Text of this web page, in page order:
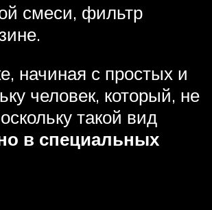
смеси, фильтр
начиная с простых и
человек, который, не
такой вид
в специальных